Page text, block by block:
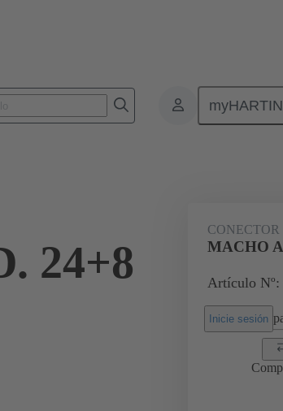
Conectores de placa a placa de
24+8
MACHO
Artículo Nº:
Inicie sesión